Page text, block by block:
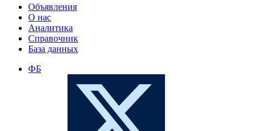
Объявления
О нас
Аналитика
Справочник
База данных
ФБ